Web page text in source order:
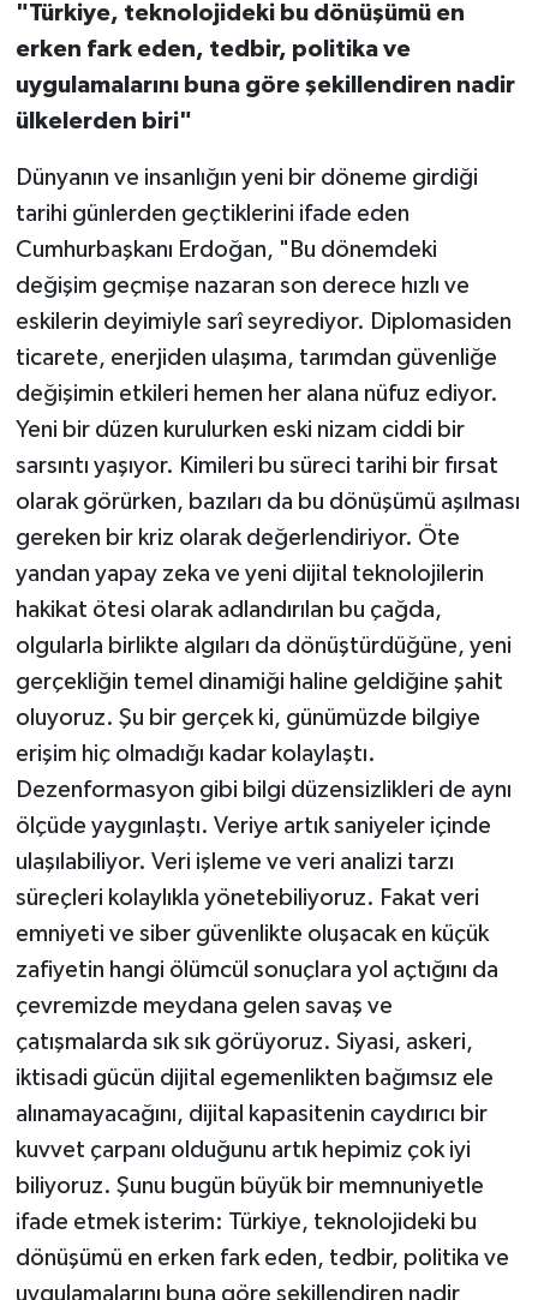
"Türkiye, teknolojideki bu dönüşümü en
erken fark eden, tedbir, politika ve
uygulamalarını buna göre şekillendiren nadir
ülkelerden biri"
Dünyanın ve insanlığın yeni bir döneme girdiği
tarihi günlerden geçtiklerini ifade eden
Cumhurbaşkanı Erdoğan, "Bu dönemdeki
değişim geçmişe nazaran son derece hızlı ve
eskilerin deyimiyle sarî seyrediyor. Diplomasiden
ticarete, enerjiden ulaşıma, tarımdan güvenliğe
değişimin etkileri hemen her alana nüfuz ediyor.
Yeni bir düzen kurulurken eski nizam ciddi bir
sarsıntı yaşıyor. Kimileri bu süreci tarihi bir fırsat
olarak görürken, bazıları da bu dönüşümü aşılması
gereken bir kriz olarak değerlendiriyor. Öte
yandan yapay zeka ve yeni dijital teknolojilerin
hakikat ötesi olarak adlandırılan bu çağda,
olgularla birlikte algıları da dönüştürdüğüne, yeni
gerçekliğin temel dinamiği haline geldiğine şahit
oluyoruz. Şu bir gerçek ki, günümüzde bilgiye
erişim hiç olmadığı kadar kolaylaştı.
Dezenformasyon gibi bilgi düzensizlikleri de aynı
ölçüde yaygınlaştı. Veriye artık saniyeler içinde
ulaşılabiliyor. Veri işleme ve veri analizi tarzı
süreçleri kolaylıkla yönetebiliyoruz. Fakat veri
emniyeti ve siber güvenlikte oluşacak en küçük
zafiyetin hangi ölümcül sonuçlara yol açtığını da
çevremizde meydana gelen savaş ve
çatışmalarda sık sık görüyoruz. Siyasi, askeri,
iktisadi gücün dijital egemenlikten bağımsız ele
alınamayacağını, dijital kapasitenin caydırıcı bir
kuvvet çarpanı olduğunu artık hepimiz çok iyi
biliyoruz. Şunu bugün büyük bir memnuniyetle
ifade etmek isterim: Türkiye, teknolojideki bu
dönüşümü en erken fark eden, tedbir, politika ve
uygulamalarını buna göre şekillendiren nadir